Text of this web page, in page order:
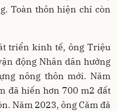
Toàn thôn hiện chỉ còn
triển kinh tế, ông Triệu
động Nhân dân hưởng
nông thôn mới. Năm
đã hiến hơn 700 m2 đất
Năm 2023, ông Căm đã